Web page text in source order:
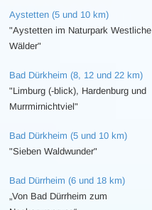
Aystetten (5 und 10 km)
"Aystetten im Naturpark Westliche
Wälder"
Bad Dürkheim (8, 12 und 22 km)
"Limburg (-blick), Hardenburg und
Murrmirnichtviel"
Bad Dürkheim (5 und 10 km)
"Sieben Waldwunder"
Bad Dürrheim (6 und 18 km)
„Von Bad Dürrheim zum